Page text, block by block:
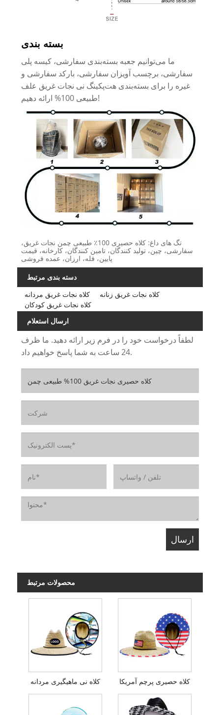
بسته بندی
ما می‌توانیم جعبه بسته‌بندی سفارشی، کیسه پلی
سفارشی، برچسب آویزان سفارشی، بارکد سفارشی و
غیره را برای بسته‌بندی هت‌پکینگ نی نجات غریق علف
طبیعی 100% ارائه دهیم!
تگ های داغ: کلاه حصیری 100٪ طبیعی چمن نجات غریق،
سفارشی، چین، تولید کنندگان، تامین کنندگان، کارخانه، قیمت
پایین، فله، ارزان، عمده فروشی
دسته بندی مرتبط
کلاه نجات غریق مردانه
کلاه نجات غریق زنانه
کلاه نجات غریق کودکان
ارسال استعلام
لطفاً درخواست خود را در فرم زیر ارائه دهید. ما ظرف
24 ساعت به شما پاسخ خواهیم داد.
محصولات مرتبط
کلاه نی ماهیگیری مردانه کلاه حصیری پرچم آمریکا